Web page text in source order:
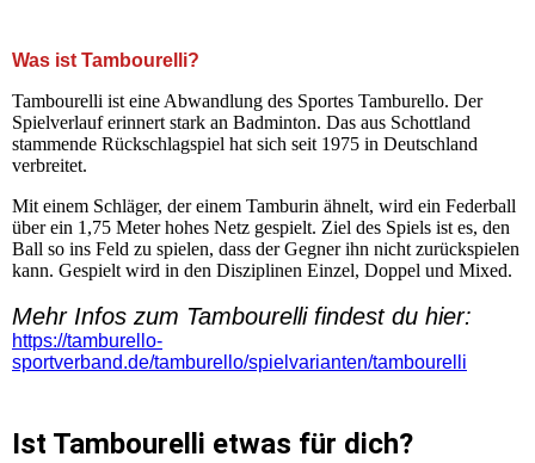
Was ist Tambourelli?
Tambourelli ist eine Abwandlung des Sportes Tamburello. Der
Spielverlauf erinnert stark an Badminton. Das aus Schottland
stammende Rückschlagspiel hat sich seit 1975 in Deutschland
verbreitet.
Mit einem Schläger, der einem Tamburin ähnelt, wird ein Federball
über ein 1,75 Meter hohes Netz gespielt. Ziel des Spiels ist es, den
Ball so ins Feld zu spielen, dass der Gegner ihn nicht zurückspielen
kann. Gespielt wird in den Disziplinen Einzel, Doppel und Mixed.
Mehr Infos zum Tambourelli findest du hier:
https://tamburello-
sportverband.de/tamburello/spielvarianten/tambourelli
Ist Tambourelli etwas für dich?